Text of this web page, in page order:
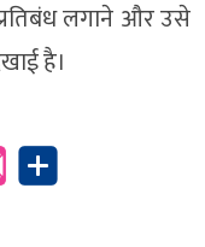
लगाने और उसे
है।